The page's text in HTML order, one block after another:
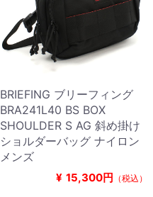
BRIEFING ブリーフィング
BRA241L40 BS BOX
SHOULDER S AG 斜め掛け
ショルダーバッグ ナイロン
メンズ
¥ 15,300円 （税込）